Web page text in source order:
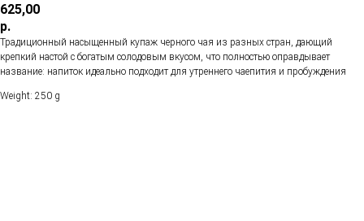
625,00
р.
Традиционный насыщенный купаж черного чая из разных стран, дающий
крепкий настой с богатым солодовым вкусом, что полностью оправдывает
название: напиток идеально подходит для утреннего чаепития и пробуждения
Weight: 250 g